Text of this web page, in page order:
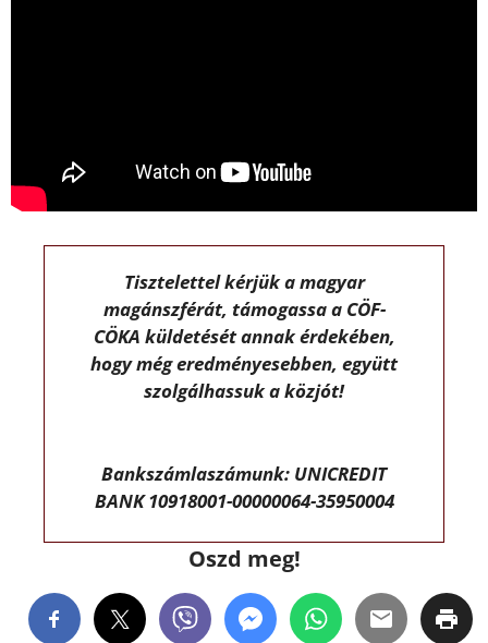
Tisztelettel kérjük a magyar
magánszférát, támogassa a CÖF-
CÖKA küldetését annak érdekében,
hogy még eredményesebben, együtt
szolgálhassuk a közjót!
Bankszámlaszámunk: UNICREDIT
BANK 10918001-00000064-35950004
Oszd meg!